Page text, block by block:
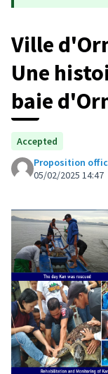
Ville
Une
baie
Accepted
Proposition
05/02/2025 14:47